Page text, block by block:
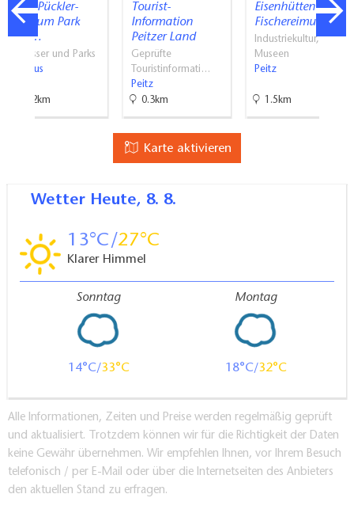
Fürst-Pückler-
Museum Park
und…
Schlösser und Parks
Cottbus
13.2km
Tourist-
Information
Peitzer Land
Geprüfte
Touristinformati…
Peitz
0.3km
Eisenhütten- und
Fischereimuseum
Industriekultur,
Museen
Peitz
1.5km
Karte aktivieren
Wetter Heute, 8. 8.
13 27
Klarer Himmel
Sonntag
14 33
Montag
18 32
Alle Informationen, Zeiten und Preise werden regelmäßig geprüft
und aktualisiert. Trotzdem können wir für die Richtigkeit der Daten
keine Gewähr übernehmen. Wir empfehlen Ihnen, vor Ihrem Besuch
telefonisch / per E-Mail oder über die Internetseiten des Anbieters
den aktuellen Stand zu erfragen.